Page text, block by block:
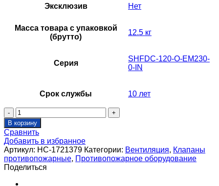
Эксклюзив Нет
Масса товара с упаковкой
(брутто)
12.5 кг
Серия
SHFDC-120-O-EM230-
0-IN
Срок службы 10 лет
Количество
товара
Клапан
противопожарный
SHUFT
SHFDC-
120-
O-
1000_650-
В корзину
Сравнить
Добавить в избранное
Артикул: НС-1721379 Категории: Вентиляция, Клапаны
противопожарные, Противопожарное оборудование
Поделиться